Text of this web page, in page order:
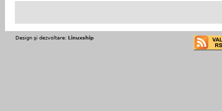
Design şi dezvoltare: Linuxship